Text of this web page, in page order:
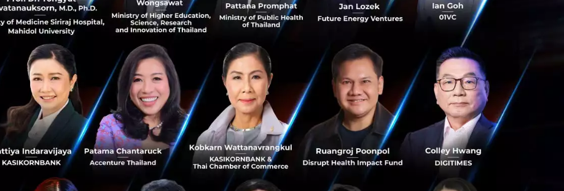
มต้องการของผู้บริโภคในทุกไลฟ์สไตล์การใช้งาน ตั้งแต่การเดินทางในชีวิตประจำ
นทางระยะไกล
ารนำเสนอ JAECOO 6T REEV ที่สะท้อนศักยภาพของเทคโนโลยีพลังงานใหม่ของ
านการผสานประสบการณ์การขับขี่แบบรถยนต์ไฟฟ้าเข้ากับความมั่นใจในการเดิน
ระบบ Range Extended Electric Vehicle (REEV) ใช้มอเตอร์ไฟฟ้าเป็นแหล่งขับ
เครื่องยนต์ทำหน้าที่ผลิตกระแสไฟฟ้าเพื่อสนับสนุนการทำงานของแบตเตอรี่และ
ามกังวลด้านระยะทางการเดินทาง (Range Anxiety) พร้อมมอบประสบการณ์การ
บ และตอบสนองได้อย่างฉับไวในแบบรถยนต์ไฟฟ้าอย่างแท้จริง
ตกรรมด้านยานยนต์ CHERY Group ยังได้เผยวิสัยทัศน์ในการพัฒนาระบบนิเวศ